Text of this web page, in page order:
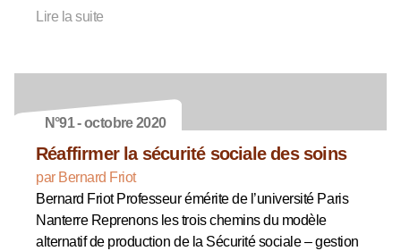
Lire la suite
N°91 - octobre 2020
Réaffirmer la sécurité sociale des soins
par Bernard Friot
Bernard Friot Professeur émérite de l’université Paris
Nanterre Reprenons les trois chemins du modèle
alternatif de production de la Sécurité sociale – gestion